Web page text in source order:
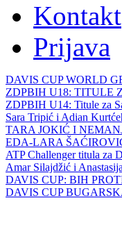
Kontakt
Prijava
DAVIS CUP WORLD
ZDPBIH U18: TITULE
ZDPBIH U14: Titule za
Sara Tripić i Adian
TARA JOKIĆ I
EDA-LARA
ATP Challenger titula za
Amar Silajdžić i
DAVIS CUP: BIH
DAVIS CUP